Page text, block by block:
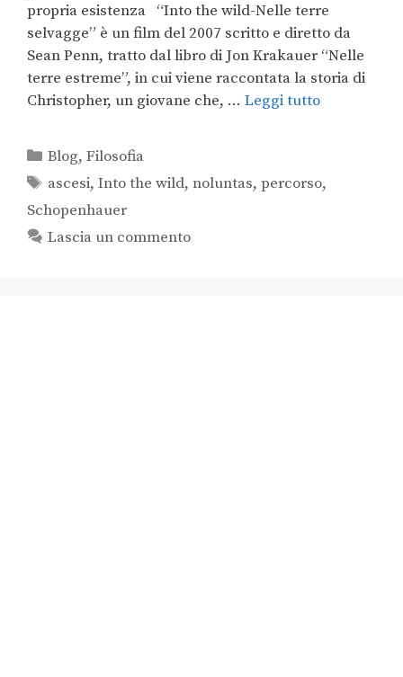
propria esistenza “Into the wild-Nelle terre
selvagge” è un film del 2007 scritto e diretto da
Sean Penn, tratto dal libro di Jon Krakauer “Nelle
terre estreme”, in cui viene raccontata la storia di
Christopher, un giovane che, … Leggi tutto
Blog,Filosofia
ascesi,Into the wild,noluntas,percorso,
Schopenhauer
Lascia un commento